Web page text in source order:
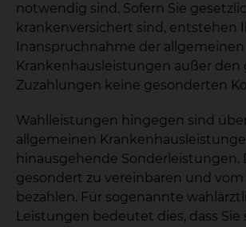
notwendig sind. Sofern Sie
krankenversichert sind, entstehen
Inanspruchnahme der allgemeinen
Krankenhausleistungen außer den
Zuzahlungen keine gesonderten
Wahlleistungen hingegen sind
allgemeinen
hinausgehende Sonderleistungen.
gesondert zu vereinbaren und
bezahlen. Für sogenannte
Leistungen bedeutet dies, dass Sie